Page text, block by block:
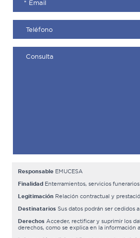
Responsable EMUCESA
Finalidad Enterramientos, servicios
Legitimación Relación contractual y
Destinatarios Sus datos podrán ser cedidos
Derechos Acceder, rectificar y suprimir los
derechos, como se explica en la información